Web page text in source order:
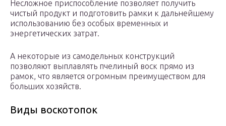
Несложное приспособление позволяет получить
чистый продукт и подготовить рамки к дальнейшему
использованию без особых временных и
энергетических затрат.
А некоторые из самодельных конструкций
позволяют выплавлять пчелиный воск прямо из
рамок, что является огромным преимуществом для
больших хозяйств.
Виды воскотопок